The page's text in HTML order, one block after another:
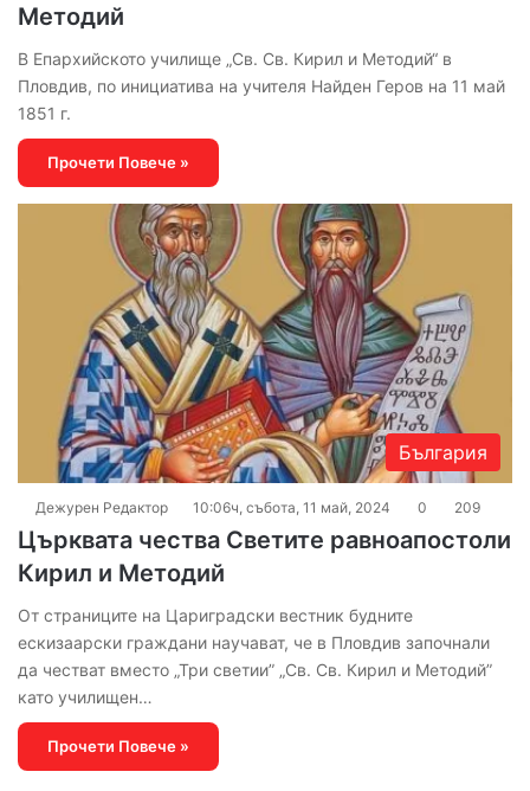
Методий
В Епархийското училище „Св. Св. Кирил и Методий“ в
Пловдив, по инициатива на учителя Найден Геров на 11 май
1851 г.
Прочети Повече »
България
Дежурен Редактор 10:06ч, събота, 11 май, 2024 0 209
Църквата чества Светите равноапостоли
Кирил и Методий
От страниците на Цариградски вестник будните
ескизаарски граждани научават, че в Пловдив започнали
да честват вместо „Три светии” „Св. Св. Кирил и Методий”
като училищен…
Прочети Повече »